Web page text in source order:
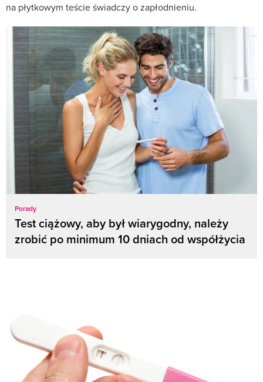
na płytkowym teście świadczy o zapłodnieniu.
Porady
Test ciążowy, aby był wiarygodny, należy
zrobić po minimum 10 dniach od współżycia